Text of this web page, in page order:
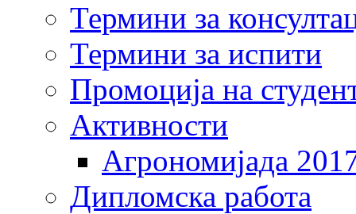
Термини за
Термини за испити
Промоција на
Активности
Агрономијада
Дипломска работа